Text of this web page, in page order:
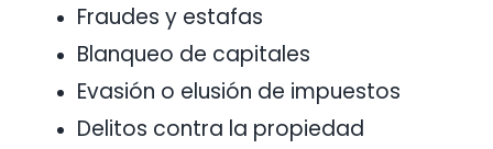
Fraudes y estafas
Blanqueo de capitales
Evasión o elusión de impuestos
Delitos contra la propiedad